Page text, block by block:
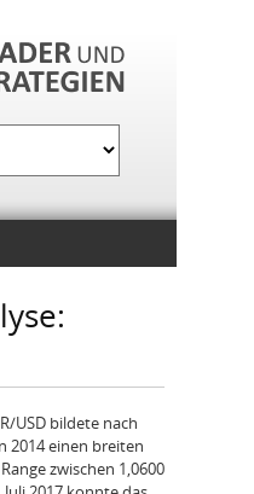
USD bildete nach
2014 einen breiten
zwischen 1,0600